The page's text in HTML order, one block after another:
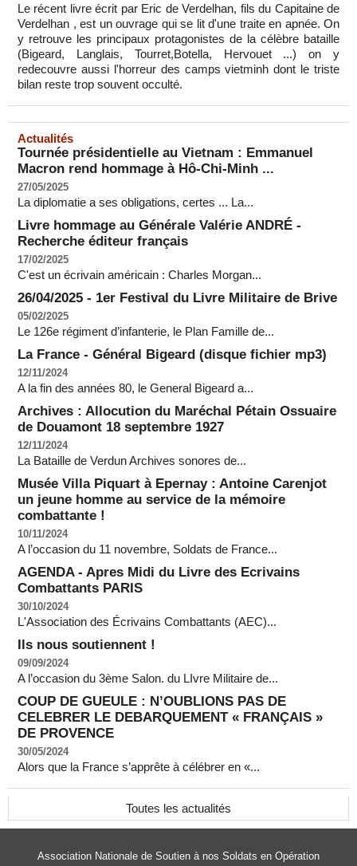
Le récent livre écrit par Eric de Verdelhan, fils du Capitaine de
Verdelhan , est un ouvrage qui se lit d'une traite en apnée. On
y retrouve les principaux protagonistes de la célèbre bataille
(Bigeard, Langlais, Tourret,Botella, Hervouet ...) on y
redecouvre aussi l'horreur des camps vietminh dont le triste
bilan reste trop souvent occulté.
Actualités
Tournée présidentielle au Vietnam : Emmanuel
Macron rend hommage à Hô-Chi-Minh ...
27/05/2025
La diplomatie a ses obligations, certes ... La...
Livre hommage au Générale Valérie ANDRÉ -
Recherche éditeur français
17/02/2025
C'est un écrivain américain : Charles Morgan...
26/04/2025 - 1er Festival du Livre Militaire de Brive
05/02/2025
Le 126e régiment d’infanterie, le Plan Famille de...
La France - Général Bigeard (disque fichier mp3)
12/11/2024
A la fin des années 80, le General Bigeard a...
Archives : Allocution du Maréchal Pétain Ossuaire
de Douamont 18 septembre 1927
12/11/2024
La Bataille de Verdun Archives sonores de...
Musée Villa Piquart à Epernay : Antoine Carenjot
un jeune homme au service de la mémoire
combattante !
10/11/2024
A l’occasion du 11 novembre, Soldats de France...
AGENDA - Apres Midi du Livre des Ecrivains
Combattants PARIS
30/10/2024
L'Association des Écrivains Combattants (AEC)...
Ils nous soutiennent !
09/09/2024
A l’occasion du 3ème Salon. du LIvre Militaire de...
COUP DE GUEULE : N’OUBLIONS PAS DE
CELEBRER LE DEBARQUEMENT « FRANÇAIS »
DE PROVENCE
30/05/2024
Alors que la France s’apprête à célébrer en «...
Toutes les actualités
Association Nationale de Soutien à nos Soldats en Opération